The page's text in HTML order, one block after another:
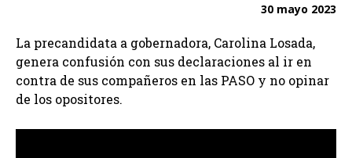
30 mayo 2023
La precandidata a gobernadora, Carolina Losada,
genera confusión con sus declaraciones al ir en
contra de sus compañeros en las PASO y no opinar
de los opositores.